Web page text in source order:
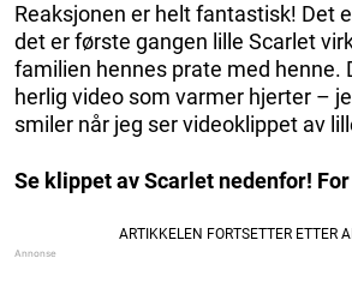
Reaksjonen er helt fantastisk! Det
det er første gangen lille Scarlet
familien hennes prate med henne.
herlig video som varmer hjerter –
smiler når jeg ser videoklippet av
Se klippet av Scarlet nedenfor!